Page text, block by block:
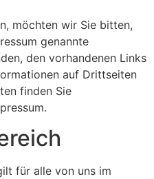
möchten wir Sie bitten,
genannte
den vorhandenen Links
auf Drittseiten
finden Sie
für alle von uns im